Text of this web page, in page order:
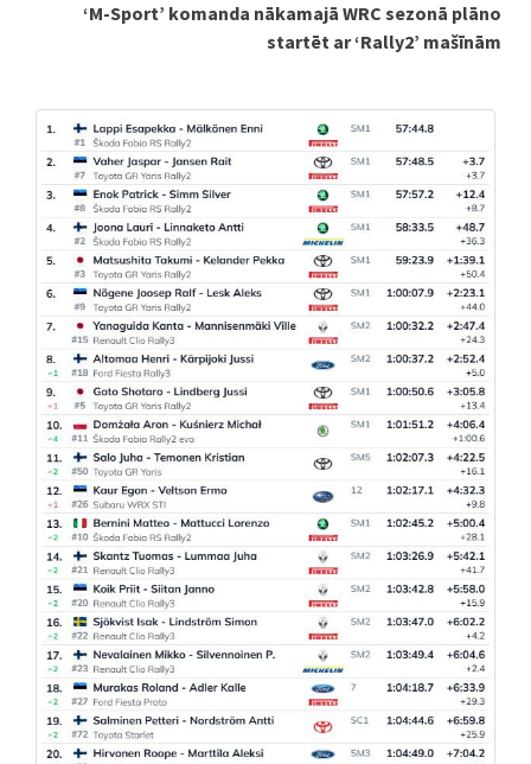
‘M-Sport’ komanda nākamajā WRC sezonā plāno
startēt ar ‘Rally2’ mašīnām